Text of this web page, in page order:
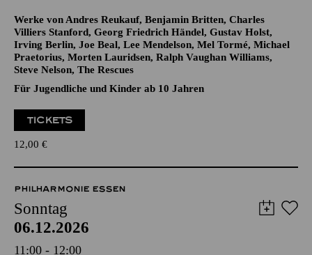
ENTERTAINMENT
SWINGING CHRISTMAS
Werke von Andres Reukauf, Benjamin Britten, Charles
Villiers Stanford, Georg Friedrich Händel, Gustav Holst,
Irving Berlin, Joe Beal, Lee Mendelson, Mel Tormé, Michael
Steve Nelson, The Rescues
Für Jugendliche und Kinder ab 10 Jahren
12,00€
PHILHARMONIE ESSEN
Sonntag